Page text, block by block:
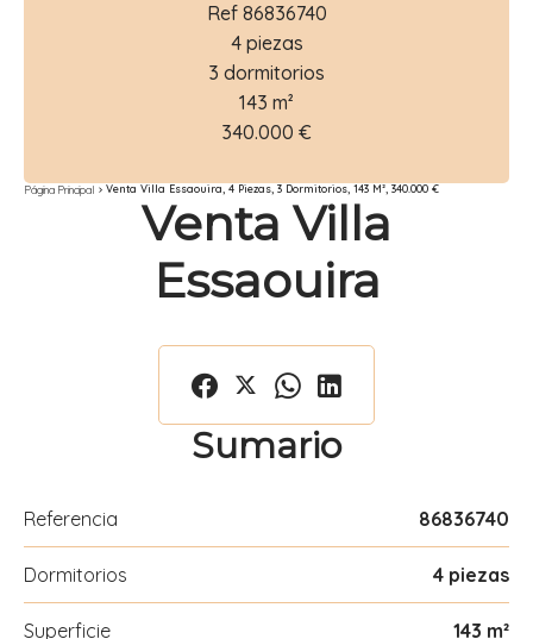
Ref 86836740
4 piezas
3 dormitorios
143 m²
340.000 €
Página Principal Venta Villa Essaouira, 4 Piezas, 3 Dormitorios, 143 M², 340.000 €
Venta Villa
Essaouira
Sumario
Referencia 86836740
Dormitorios 4 piezas
Superficie 143 m²